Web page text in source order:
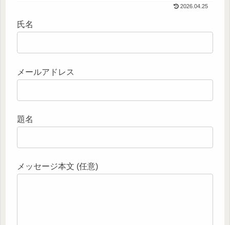
2026.04.25
氏名
メールアドレス
題名
メッセージ本文 (任意)